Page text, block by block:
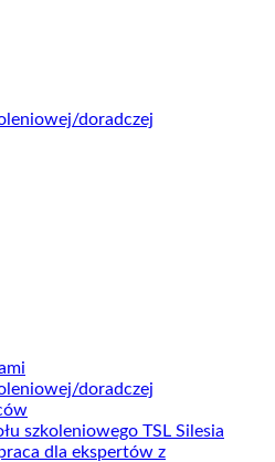
doradczej
doradczej
szkoleniowego TSL Silesia
dla ekspertów z